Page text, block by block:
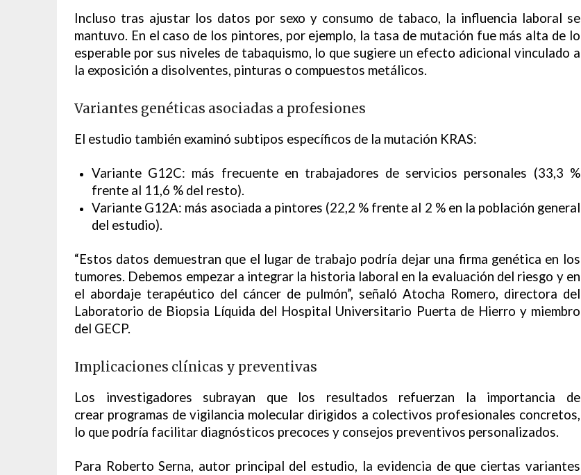
Incluso tras ajustar los datos por sexo y consumo de tabaco, la influencia laboral se
mantuvo. En el caso de los pintores, por ejemplo, la tasa de mutación fue más alta de lo
esperable por sus niveles de tabaquismo, lo que sugiere un efecto adicional vinculado a
la exposición a disolventes, pinturas o compuestos metálicos.
Variantes genéticas asociadas a profesiones
El estudio también examinó subtipos específicos de la mutación KRAS:
Variante G12C: más frecuente en trabajadores de servicios personales (33,3 %
frente al 11,6 % del resto).
Variante G12A: más asociada a pintores (22,2 % frente al 2 % en la población general
del estudio).
“Estos datos demuestran que el lugar de trabajo podría dejar una firma genética en los
tumores. Debemos empezar a integrar la historia laboral en la evaluación del riesgo y en
el abordaje terapéutico del cáncer de pulmón”, señaló Atocha Romero, directora del
Laboratorio de Biopsia Líquida del Hospital Universitario Puerta de Hierro y miembro
del GECP.
Implicaciones clínicas y preventivas
Los investigadores subrayan que los resultados refuerzan la importancia de
crear programas de vigilancia molecular dirigidos a colectivos profesionales concretos,
lo que podría facilitar diagnósticos precoces y consejos preventivos personalizados.
Para Roberto Serna, autor principal del estudio, la evidencia de que ciertas variantes